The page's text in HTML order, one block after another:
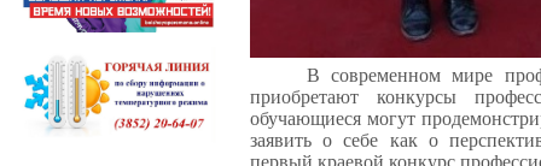
В современном мире
приобретают конкурсы
обучающиеся могут
заявить о себе как о